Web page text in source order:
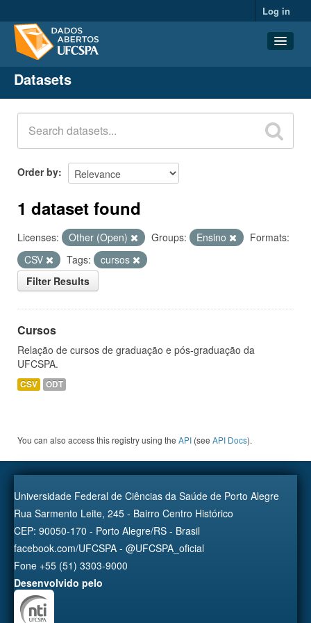
Log in
Datasets
Organizations
Groups
About
Datasets
Order by
1 dataset found
Licenses: Other (Open) Groups: Ensino
Formats:
CSV
Tags:
cursos
Filter Results
Cursos
Relação de cursos de graduação e pós-graduação da
UFCSPA.
CSV ODT
You can also access this registry using the API (see API Docs).
Universidade Federal de Ciências da Saúde de Porto Alegre
Rua Sarmento Leite, 245 - Bairro Centro Histórico
CEP: 90050-170 - Porto Alegre/RS - Brasil
facebook.com/UFCSPA - @UFCSPA_oficial
Fone +55 (51) 3303-9000
Desenvolvido pelo